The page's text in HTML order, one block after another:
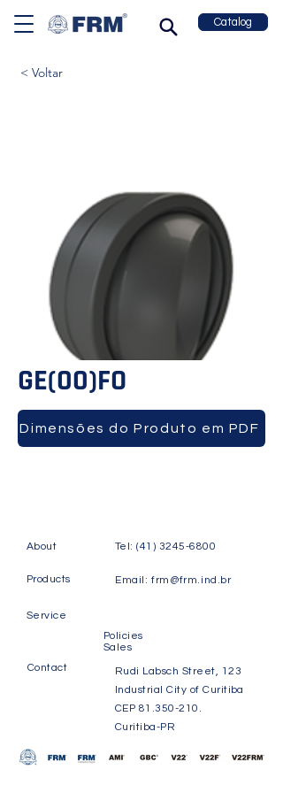
Catalog
< Voltar
GE(00)FO
Dimensões do Produto em PDF
About Tel:(41) 3245-6800
Products Email:frm@frm.ind.br
Service
Policies
Sales
Contact
Rudi Labsch Street, 123
Industrial City of Curitiba
CEP 81.350-210 .
Curitiba-PR